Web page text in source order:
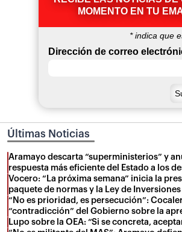
MOMENTO EN TU
*indica que
Dirección de correo
Últimas Noticias
Aramayo descarta “superministerios” y
respuesta más eficiente del Estado a los
Vocero: “La próxima semana” inicia la
paquete de normas y la Ley de
“No es prioridad, es persecución”:
“contradicción” del Gobierno sobre la
Lupo sobre la OEA: “Si se concreta,